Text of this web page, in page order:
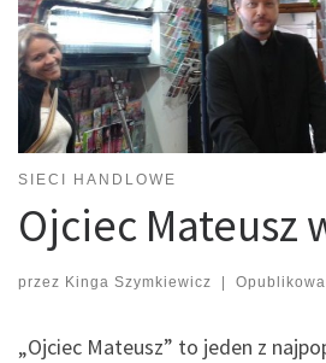
SIECI HANDLOWE
Ojciec Mateusz
przez Kinga Szymkiewicz
„Ojciec Mateusz” to jeden z